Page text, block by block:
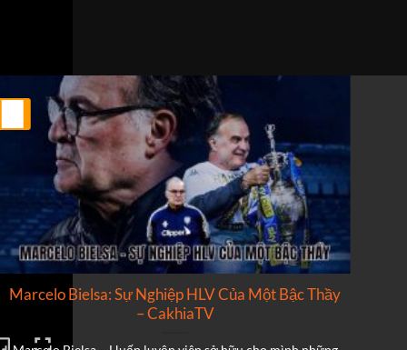
Marcelo Bielsa: Sự Nghiệp HLV Của Một Bậc Thầy
– CakhiaTV